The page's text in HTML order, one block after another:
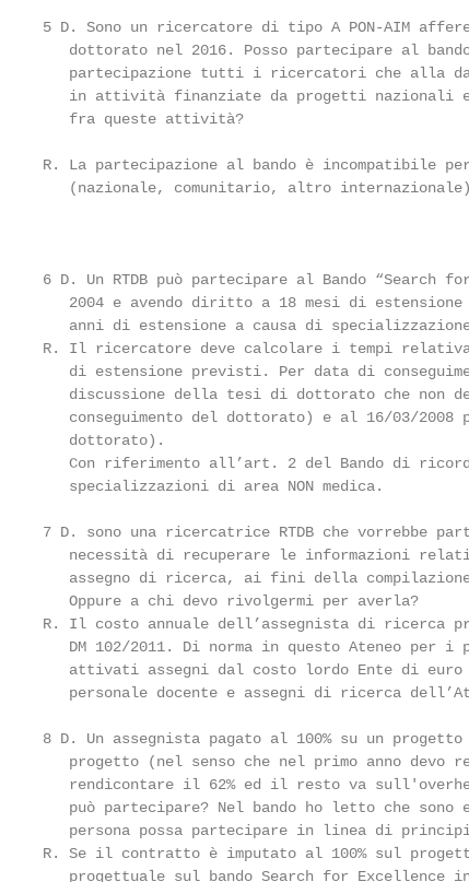
5 D. Sono un ricercatore di tipo A PON-AIM
dottorato nel 2016. Posso partecipare al
partecipazione tutti i ricercatori che alla
in attività finanziate da progetti nazionali
   fra queste attività?
R. La partecipazione al bando è incompatibile
(nazionale, comunitario, altro
6 D. Un RTDB può partecipare al Bando
2004 e avendo diritto a 18 mesi di
anni di estensione a causa di
R. Il ricercatore deve calcolare i tempi
di estensione previsti. Per data di
discussione della tesi di dottorato che non
conseguimento del dottorato) e al 16/03/2008
   dottorato).
Con riferimento all’art. 2 del Bando di
   specializzazioni di area NON medica.
7 D. sono una ricercatrice RTDB che vorrebbe
necessità di recuperare le informazioni
assegno di ricerca, ai fini della
   Oppure a chi devo rivolgermi per averla?
R. Il costo annuale dell’assegnista di ricerca
DM 102/2011. Di norma in questo Ateneo per i
attivati assegni dal costo lordo Ente di
personale docente e assegni di ricerca
8 D. Un assegnista pagato al 100% su un
progetto (nel senso che nel primo anno devo
rendicontare il 62% ed il resto va
può partecipare? Nel bando ho letto che sono
persona possa partecipare in linea di
R. Se il contratto è imputato al 100% sul
progettuale sul bando Search for Excellence